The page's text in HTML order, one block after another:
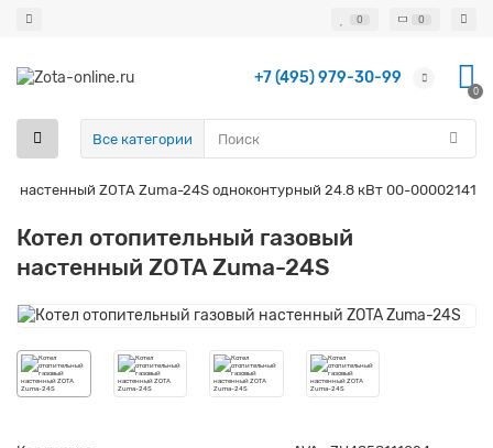
0 0
+7 (495) 979-30-99
0
Все категории
настенный ZOTA Zuma-24S одноконтурный 24.8 кВт 00-00002141
Котел отопительный газовый
настенный ZOTA Zuma-24S